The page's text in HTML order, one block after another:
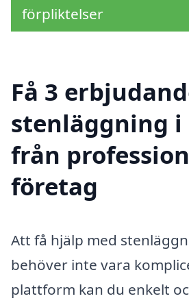
förpliktelser
Få 3
stenläggning i
från
företag
Att få hjälp med
behöver inte vara
plattform kan du enkelt